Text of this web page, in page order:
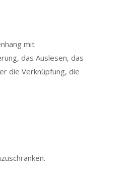
mit
das Auslesen, das
die Verknüpfung, die